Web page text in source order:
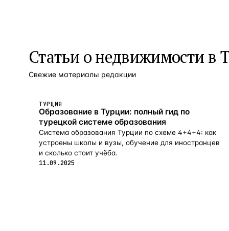
Статьи онедвижимости в
Свежие материалы редакции
ТУРЦИЯ
Образование в Турции: полный гид по
турецкой системе образования
Система образования Турции по схеме 4+4+4: как
устроены школы и вузы, обучение для иностранцев
и сколько стоит учёба.
11.09.2025